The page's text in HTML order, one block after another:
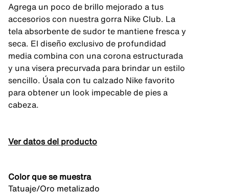
Agrega un poco de brillo mejorado a tus
accesorios con nuestra gorra Nike Club. La
tela absorbente de sudor te mantiene fresca y
seca. El diseño exclusivo de profundidad
media combina con una corona estructurada
y una visera precurvada para brindar un estilo
sencillo. Úsala con tu calzado Nike favorito
para obtener un look impecable de pies a
cabeza.
Ver datos del producto
Color que se muestra
Tatuaje/Oro metalizado